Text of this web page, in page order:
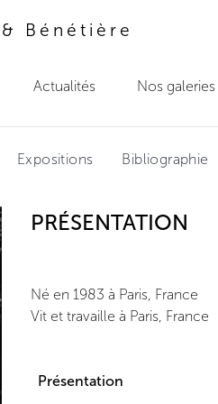
Bénétière
Actualités Nos galeries
Expositions Bibliographie
PRÉSENTATION
Né en 1983 à Paris, France
Vit et travaille à Paris, France
Présentation